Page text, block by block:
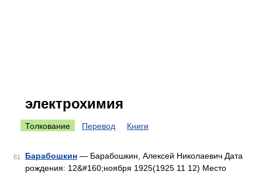
электрохимия
Толкование Перевод Книги
61 Барабошкин — Барабошкин, Алексей Николаевич Дата
рождения: 12&#160;ноября 1925(1925 11 12) Место